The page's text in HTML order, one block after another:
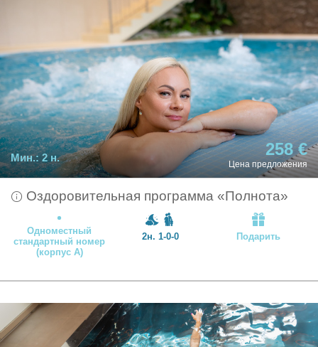
Мин.: 2 н. 258 €
Цена предложения
Оздоровительная программа «Полнота»
Подарить
Одноместный
стандартный номер
(корпус А)
2н. 1-0-0